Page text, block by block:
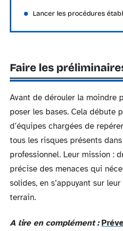
Lancer les procédures
Faire les
Avant de dérouler la moindre
poser les bases. Cela débute
d’équipes chargées de
tous les risques présents dans
professionnel. Leur mission :
précise des menaces qui
solides, en s’appuyant sur
terrain.
A lire en complément :